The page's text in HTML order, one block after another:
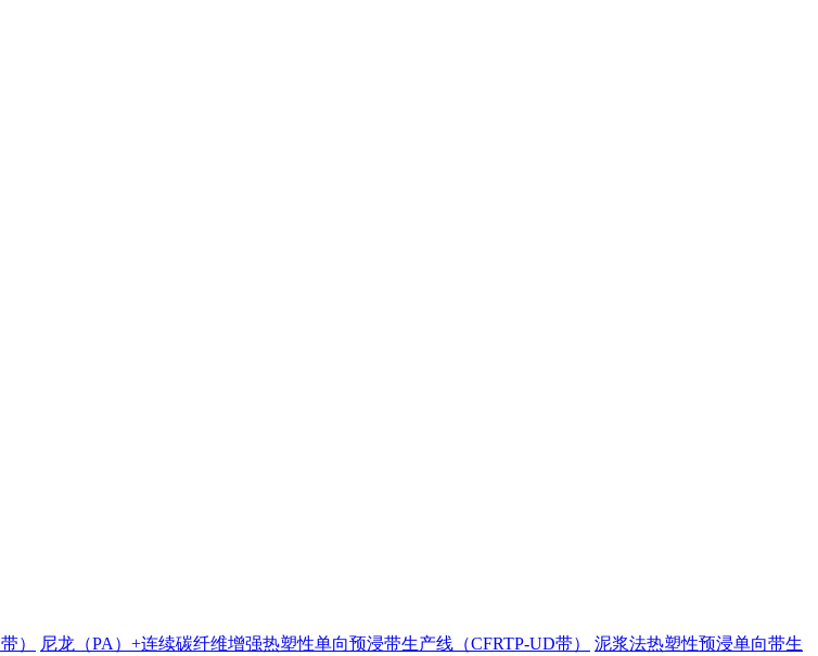
）
尼龙（PA）+连续碳纤维增强热塑性单向预浸带生产线（CFRTP-UD带）
泥浆法热塑性预浸单向带生